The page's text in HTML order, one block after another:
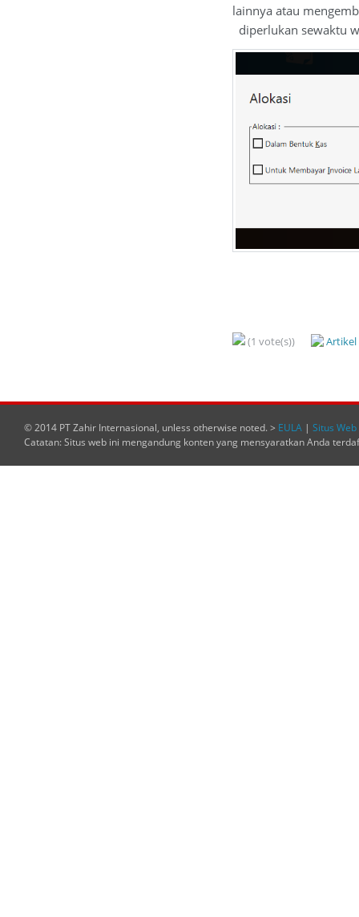
lainnya atau
diperlukan sewaktu
(1 vote(s))
© 2014 PT Zahir Internasional, unless otherwise noted. > EULA | Situs
Catatan: Situs web ini mengandung konten yang mensyaratkan Anda